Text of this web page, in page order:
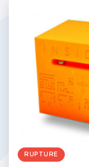
RUPTURE